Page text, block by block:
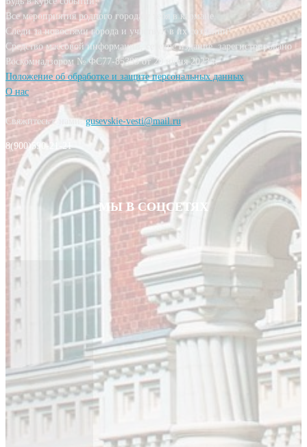
Все мероприятия родного города у тебя в кармане.
Следи за новостями города и участвуй в их создании!
Средство массовой информации, сетевое издание, зарегистрировано
Роскомнадзором № ФС77-85393 от 20 июня 2023 г.
Положение об обработке и защите персональных данных
О нас
Свяжитесь с нами:gusevskie-vesti@mail.ru
8(900)590-21-21
МЫ В СОЦСЕТЯХ